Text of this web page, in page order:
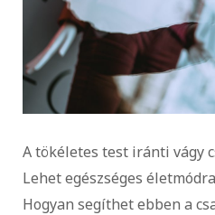
A tökéletes test iránti vágy
Lehet egészséges
Hogyan segíthet ebben a